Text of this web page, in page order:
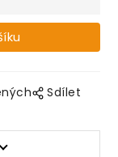
Sdílet